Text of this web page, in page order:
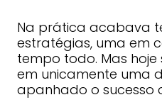
Na prática acabava
estratégias, uma em
tempo todo. Mas
em unicamente uma
apanhado o sucesso